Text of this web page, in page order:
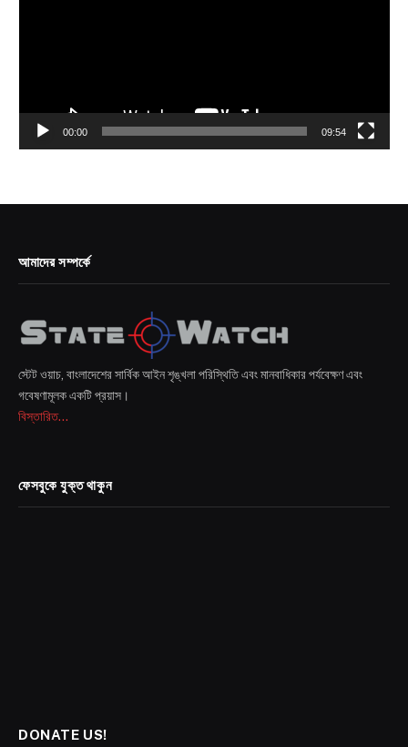
00:00 09:54
আমাদের সম্পর্কে
স্টেট ওয়াচ, বাংলাদেশের সার্বিক আইন শৃঙ্খলা পরিস্থিতি এবং মানবাধিকার পর্যবেক্ষণ এবং
গবেষণামূলক একটি প্রয়াস।
বিস্তারিত...
ফেসবুকে যুক্ত থাকুন
DONATE US!